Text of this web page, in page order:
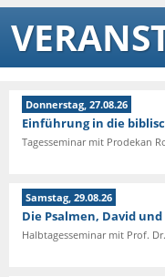
Donnerstag, 27.08.26
Einführung in die
Tagesseminar mit Prodekan
Samstag, 29.08.26
Die Psalmen, David und
Halbtagesseminar mit Prof.